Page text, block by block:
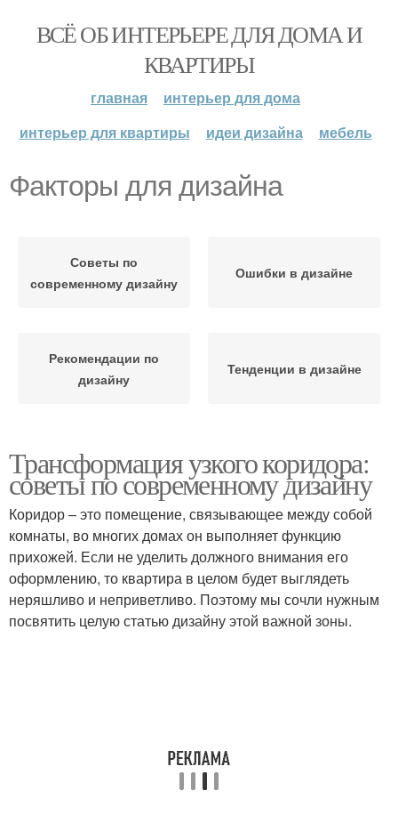
ВСЁ ОБ ИНТЕРЬЕРЕ ДЛЯ ДОМА И
КВАРТИРЫ
главная
интерьер для дома
интерьер для квартиры
идеи дизайна мебель
Факторы для дизайна
Советы по
современному дизайну
Ошибки в дизайне
Рекомендации по
дизайну
Тенденции в дизайне
Трансформация узкого коридора:
советы по современному дизайну
Коридор – это помещение, связывающее между собой
комнаты, во многих домах он выполняет функцию
прихожей. Если не уделить должного внимания его
оформлению, то квартира в целом будет выглядеть
неряшливо и неприветливо. Поэтому мы сочли нужным
посвятить целую статью дизайну этой важной зоны.